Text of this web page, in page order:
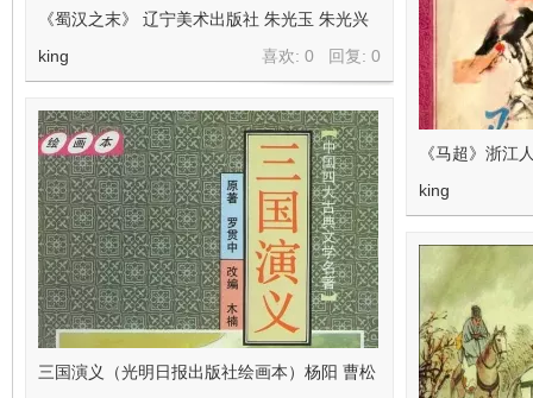
《蜀汉之末》 辽宁美术出版社 朱光玉 朱光兴
喜欢: 0 回复: 0
king
《马超》浙江
king
三国演义（光明日报出版社绘画本）杨阳 曹松